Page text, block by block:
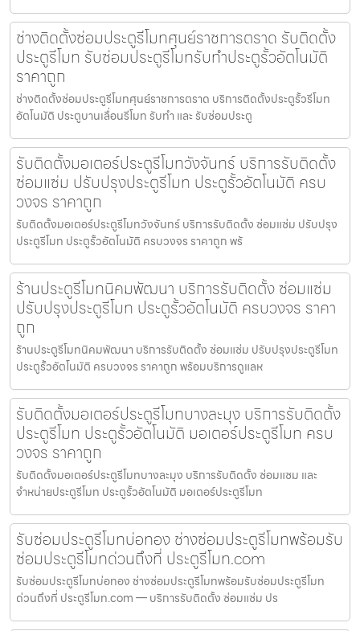
ช่างติดตั้งซ่อมประตูรีโมทศุนย์ราชการตราด รับติดตั้ง
ประตูรีโมท รับซ่อมประตูรีโมทรับทำประตูรั้วอัตโนมัติ
ราคาถูก
ช่างติดตั้งซ่อมประตูรีโมทศุนย์ราชการตราด บริการติดตั้งประตูรั้วรีโมท
อัตโนมัติ ประตูบานเลื่อนรีโมท รับทำ และ รับซ่อมประตู
รับติดตั้งมอเตอร์ประตูรีโมทวังจันทร์ บริการรับติดตั้ง
ซ่อมแซ่ม ปรับปรุงประตูรีโมท ประตูรั้วอัตโนมัติ ครบ
วงจร ราคาถูก
รับติดตั้งมอเตอร์ประตูรีโมทวังจันทร์ บริการรับติดตั้ง ซ่อมแซ่ม ปรับปรุง
ประตูรีโมท ประตูรั้วอัตโนมัติ ครบวงจร ราคาถูก พร้
ร้านประตูรีโมทนิคมพัฒนา บริการรับติดตั้ง ซ่อมแซ่ม
ปรับปรุงประตูรีโมท ประตูรั้วอัตโนมัติ ครบวงจร ราคา
ถูก
ร้านประตูรีโมทนิคมพัฒนา บริการรับติดตั้ง ซ่อมแซ่ม ปรับปรุงประตูรีโมท
ประตูรั้วอัตโนมัติ ครบวงจร ราคาถูก พร้อมบริการดูแลห
รับติดตั้งมอเตอร์ประตูรีโมทบางละมุง บริการรับติดตั้ง
ประตูรีโมท ประตูรั้วอัตโนมัติ มอเตอร์ประตูรีโมท ครบ
วงจร ราคาถูก
รับติดตั้งมอเตอร์ประตูรีโมทบางละมุง บริการรับติดตั้ง ซ่อมแซม และ
จำหน่ายประตูรีโมท ประตูรั้วอัตโนมัติ มอเตอร์ประตูรีโมท
รับซ่อมประตูรีโมทบ่อทอง ช่างซ่อมประตูรีโมทพร้อมรับ
ซ่อมประตูรีโมทด่วนถึงที่ ประตูรีโมท.com
รับซ่อมประตูรีโมทบ่อทอง ช่างซ่อมประตูรีโมทพร้อมรับซ่อมประตูรีโมท
ด่วนถึงที่ ประตูรีโมท.com — บริการรับติดตั้ง ซ่อมแซ่ม ปร